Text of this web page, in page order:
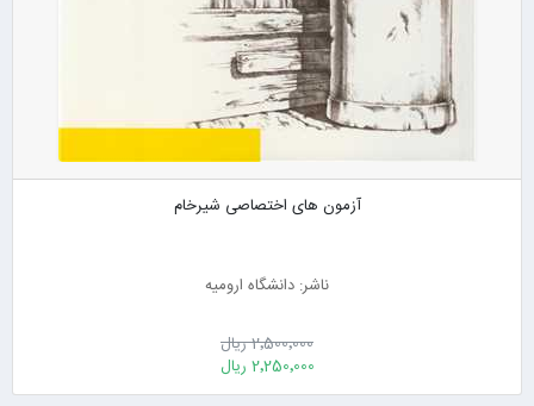
آزمون های اختصاصی شیرخام
ناشر: دانشگاه ارومیه
2٬500٬000 ریال
2٬250٬000 ریال